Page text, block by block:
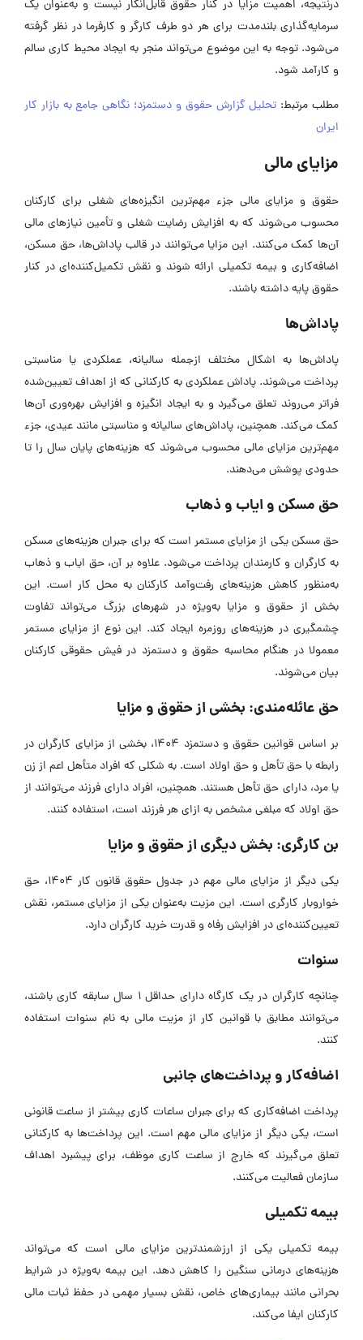
درنتیجه، اهمیت مزایا در کنار حقوق قابل‌انکار نیست و به‌عنوان یک
سرمایه‌گذاری بلندمدت برای هر دو طرف کارگر و کارفرما در نظر گرفته
می‌شود. توجه به این موضوع می‌تواند منجر به ایجاد محیط کاری سالم‌
و کارآمد شود.
مطلب مرتبط: تحلیل گزارش حقوق و دستمزد؛ نگاهی جامع به بازار کار
ایران
مزایای مالی
حقوق و مزایای مالی جزء مهم‌ترین انگیزه‌های شغلی برای کارکنان
محسوب می‌شوند که به افزایش رضایت شغلی و تأمین نیازهای مالی
آن‌ها کمک می‌کنند. این مزایا می‌توانند در قالب پاداش‌ها، حق مسکن،
اضافه‌کاری و بیمه تکمیلی ارائه شوند و نقش تکمیل‌کننده‌ای در کنار
حقوق پایه داشته باشند.
پاداش‌ها
پاداش‌ها به اشکال مختلف ازجمله سالیانه، عملکردی یا مناسبتی
پرداخت می‌شوند. پاداش عملکردی به کارکنانی که از اهداف تعیین‌شده
فراتر می‌روند تعلق می‌گیرد و به ایجاد انگیزه و افزایش بهره‌وری آن‌ها
کمک می‌کند. همچنین، پاداش‌های سالیانه و مناسبتی مانند عیدی، جزء
مهم‌ترین مزایای مالی محسوب می‌شوند که هزینه‌های پایان سال را تا
حدودی پوشش می‌دهند.
حق مسکن و ایاب و ذهاب
حق مسکن یکی از مزایای مستمر است که برای جبران هزینه‌های مسکن
به کارگران و کارمندان پرداخت می‌شود. علاوه بر آن، حق ایاب و ذهاب
به‌منظور کاهش هزینه‌های رفت‌وآمد کارکنان به محل کار است. این
بخش از حقوق و مزایا به‌ویژه در شهرهای بزرگ می‌تواند تفاوت
چشمگیری در هزینه‌های روزمره ایجاد کند. این نوع از مزایای مستمر
معمولا در هنگام محاسبه حقوق و دستمزد در فیش حقوقی کارکنان
بیان می‌شوند.
حق عائله‌مندی: بخشی از حقوق و مزایا
بر اساس قوانین حقوق و دستمزد 1404، بخشی از مزایای کارگران در
رابطه با حق تأهل و حق اولاد است. به شکلی که افراد متأهل اعم از زن
یا مرد، دارای حق تأهل هستند. همچنین، افراد دارای فرزند می‌توانند از
حق اولاد که مبلغی مشخص به ازای هر فرزند است، استفاده کنند.
بن کارگری: بخش دیگری از حقوق و مزایا
یکی دیگر از مزایای مالی مهم در جدول حقوق قانون کار ۱۴۰۴، حق
خواروبار کارگری است. این مزیت به‌عنوان یکی از مزایای مستمر، نقش
تعیین‌کننده‌ای در افزایش رفاه و قدرت خرید کارگران دارد.
سنوات
چنانچه کارگران در یک کارگاه دارای حداقل 1 سال سابقه کاری باشند،
می‌توانند مطابق با قوانین کار از مزیت مالی به نام سنوات استفاده
کنند.
اضافه‌کار و پرداخت‌های جانبی
پرداخت اضافه‌کاری که برای جبران ساعات کاری بیشتر از ساعت قانونی
است، یکی دیگر از مزایای مالی مهم است. این پرداخت‌ها به کارکنانی
تعلق می‌گیرند که خارج از ساعت کاری موظف، برای پیشبرد اهداف
سازمان فعالیت می‌کنند.
بیمه تکمیلی
بیمه تکمیلی یکی از ارزشمندترین مزایای مالی است که می‌تواند
هزینه‌های درمانی سنگین را کاهش دهد. این بیمه به‌ویژه در شرایط
بحرانی مانند بیماری‌های خاص، نقش بسیار مهمی در حفظ ثبات مالی
کارکنان ایفا می‌کند.